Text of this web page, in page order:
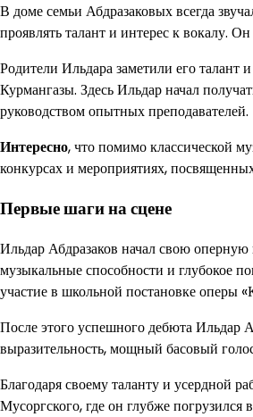
В доме семьи Абдразаковых всегда
проявлять талант и интерес к вокалу.
Родители Ильдара заметили его
Курмангазы. Здесь Ильдар начал
руководством опытных преподавателей.
Интересно, что помимо классической
конкурсах и мероприятиях,
Первые шаги на сцене
Ильдар Абдразаков начал свою
музыкальные способности и глубокое
участие в школьной постановке оперы
После этого успешного дебюта Ильдар
выразительность, мощный басовый
Благодаря своему таланту и усердной
Мусоргского, где он глубже погрузился